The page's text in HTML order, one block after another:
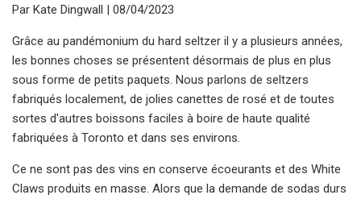
Par Kate Dingwall | 08/04/2023
Grâce au pandémonium du hard seltzer il y a plusieurs années,
les bonnes choses se présentent désormais de plus en plus
sous forme de petits paquets. Nous parlons de seltzers
fabriqués localement, de jolies canettes de rosé et de toutes
sortes d'autres boissons faciles à boire de haute qualité
fabriquées à Toronto et dans ses environs.
Ce ne sont pas des vins en conserve écoeurants et des White
Claws produits en masse. Alors que la demande de sodas durs